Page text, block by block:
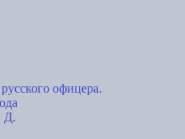
офицера.
Д.